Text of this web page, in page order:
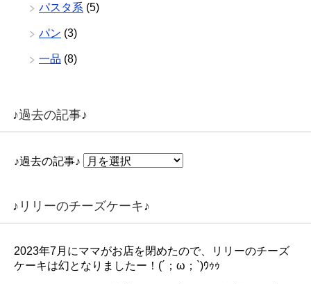
パスタ系 (5)
パン (3)
一品 (8)
♪過去の記事♪
♪過去の記事♪
♪リリーのチーズケーキ♪
2023年7月にママがお店を閉めたので、リリーのチーズ
ケーキは幻となりましたー！(´；ω；`)ｳｩｩ